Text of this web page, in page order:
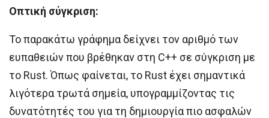
Οπτική σύγκριση:
Το παρακάτω γράφημα δείχνει τον αριθμό των
ευπαθειών που βρέθηκαν στη C++ σε σύγκριση με
το Rust. Όπως φαίνεται, το Rust έχει σημαντικά
λιγότερα τρωτά σημεία, υπογραμμίζοντας τις
δυνατότητές του για τη δημιουργία πιο ασφαλών